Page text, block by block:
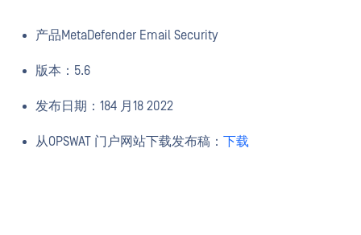
产品MetaDefender Email Security
版本：5.6
发布日期：184 月18 2022
从OPSWAT 门户网站下载发布稿： 下载